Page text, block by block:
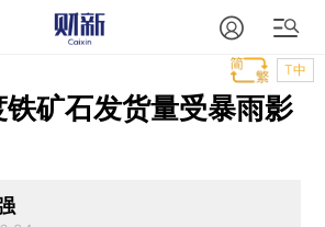
T中
矿石发货量受暴雨影